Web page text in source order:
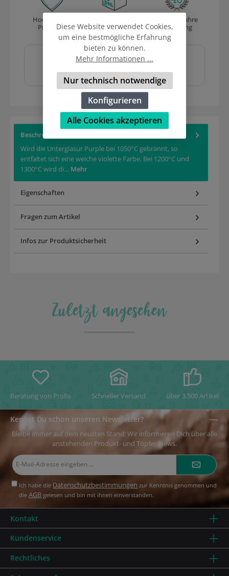
Hochwertige
Produkte
mit DHL
Über 40 Jahre
Erfahrung
Sicher und schnell
bezahlen mit
Beschreibung
Wird die Unterglasur Purple bei 1050°C gebrannt, so
entfaltet sich eine weiche violette Farbe. Bei 1200°C und
1300°C wird di… Mehr
Eigenschaften
Fragen zum Artikel
Infos zur Produktsicherheit
Zuletzt angesehen
Beratung von Profis Schneller Versand über 3.500 Artikel
Kennst Du schon unseren Newsletter?
Bleibe immer auf dem neusten Stand! Wir informieren Dich über alle
anstehenden Produkt- und Töpfer-News.
Ich habe die Datenschutzbestimmungen zur Kenntnis genommen und
dieAGB gelesen und bin mit ihnen einverstanden.
Kundenservice
Rechtliches
Kontakt
Diese Website verwendet Cookies,
um eine bestmögliche Erfahrung
bieten zu können.
Mehr Informationen ...
Nur technisch notwendige
Konfigurieren
Alle Cookies akzeptieren